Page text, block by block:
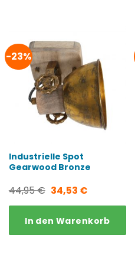
-23%
Industrielle Spot
Gearwood Bronze
44,95€ Ursprünglicher
Preis
war:
34,53 €Aktueller
Preis
ist:
In den Warenkorb